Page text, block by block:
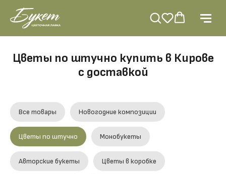
Цветы по штучно купить в Кирове
с доставкой
Все товары Новогодние композиции
Цветы по штучно Монобукеты
Авторские букеты Цветы в коробке